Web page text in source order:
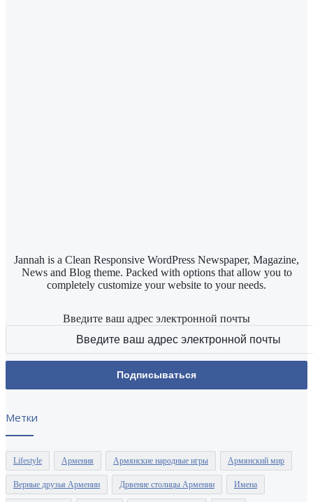
Jannah is a Clean Responsive WordPress Newspaper, Magazine,
News and Blog theme. Packed with options that allow you to
completely customize your website to your needs.
Введите ваш адрес электронной почты
Метки
Lifestyle Армения Армянские народные игры Армянский мир
Верные друзья Армении Дрвение столицы Армении Имена